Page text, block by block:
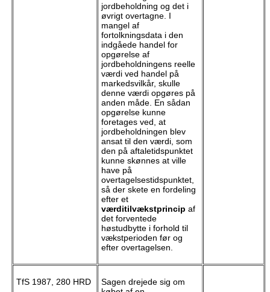
jordbeholdning og det i
øvrigt overtagne. I
mangel af
fortolkningsdata i den
indgåede handel for
opgørelse af
jordbeholdningens reelle
værdi ved handel på
markedsvilkår, skulle
denne værdi opgøres på
anden måde. En sådan
opgørelse kunne
foretages ved, at
jordbeholdningen blev
ansat til den værdi, som
den på aftaletidspunktet
kunne skønnes at ville
have på
overtagelsestidspunktet,
så der skete en fordeling
efter et
værditilvækstprincip af
det forventede
høstudbytte i forhold til
vækstperioden før og
efter overtagelsen.
TfS 1987, 280 HRD
Sagen drejede sig om